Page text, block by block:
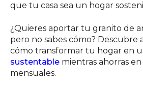
que tu casa sea un hogar
¿Quieres aportar tu granito de
pero no sabes cómo? Descubre
cómo transformar tu hogar en
sustentable mientras ahorras
mensuales.